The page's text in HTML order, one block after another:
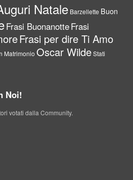
Natale Barzellette Buon
Frasi BuonanotteFrasi
Frasi per dire Ti Amo
Matrimonio Oscar WildeStati
Noi!
votati dalla Community.